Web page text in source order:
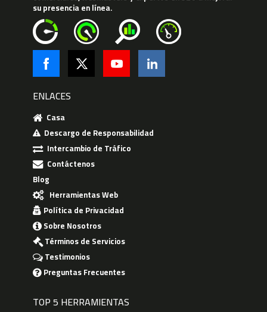
su presencia en línea.
ENLACES
Casa
Descargo de Responsabilidad
Intercambio de Tráfico
Contáctenos
Blog
Herramientas Web
Política de Privacidad
Sobre Nosotros
Términos de Servicios
Testimonios
Preguntas Frecuentes
TOP 5 HERRAMIENTAS